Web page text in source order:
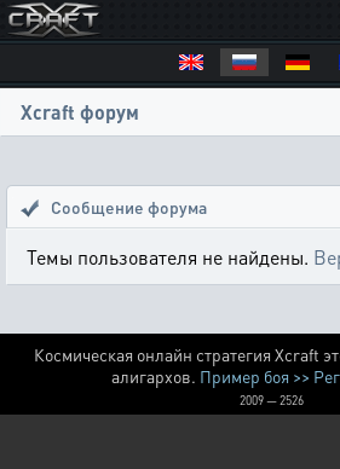
Xcraft форум
Сообщение форума
Темы пользователя не найдены.
Космическая онлайн стратегия Xcraft
алигархов. Пример боя >>
2009 — 2526